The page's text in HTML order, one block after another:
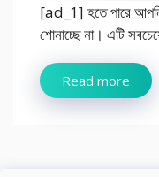
[ad_1] হতে পারে
শোনাচ্ছে না। এটি
Read more